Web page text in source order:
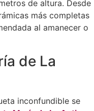
de altura. Desde
más completas
al amanecer o
de La
inconfundible se